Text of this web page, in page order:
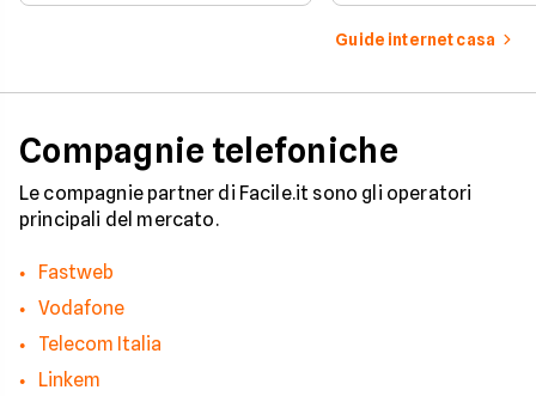
integrate con internet casa.
prevede strumenti
per ottenere un
risarcimento in
Guide internet casa
Compagnie telefoniche
Le compagnie partner di Facile.it sono gli operatori
principali del mercato.
Fastweb
Vodafone
Telecom Italia
Linkem